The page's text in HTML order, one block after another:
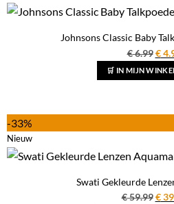
Johnsons Classic Baby
€6.99
prijs
was:
€
🛒 IN MIJN
-33%
Nieuw
Swati Gekleurde
€59.99 €